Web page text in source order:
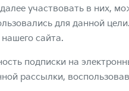
участвовать в них,
для данной
сайта.
подписки на
рассылки,